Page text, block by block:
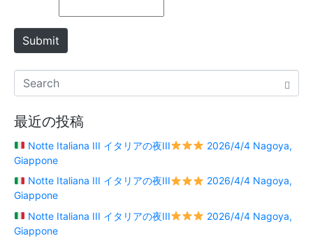
Submit
最近の投稿
Notte Italiana III イタリアの夜III
2026/4/4 Nagoya,
Giappone
Notte Italiana III イタリアの夜III
2026/4/4 Nagoya,
Giappone
Notte Italiana III イタリアの夜III
2026/4/4 Nagoya,
Giappone